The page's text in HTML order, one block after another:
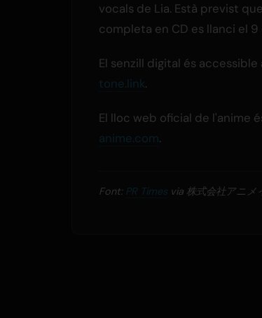
vocals de Lia. Està previst
completa en CD es llanci el
El senzill digital és accessible
tone.link.
El lloc web oficial de l'anime
anime.com.
Font: PR Times via 株式会社アニ